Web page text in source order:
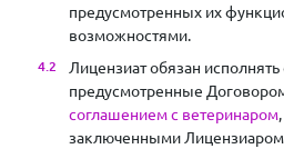
предусмотренных их
возможностями.
Лицензиат обязан исполнять
предусмотренные
соглашением с ветеринаром
заключенными Лицензиаром